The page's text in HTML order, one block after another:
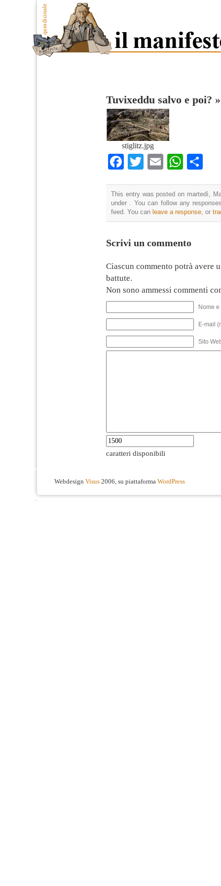
Tuvixeddu salvo e poi?
stiglitz.jpg
Facebook
TwitterEmail
This entry was posted on martedì,
under . You can follow any
feed. You can leave a response, or
Scrivi un commento
Ciascun commento potrà avere
battute.
Non sono ammessi commenti
Nome
E-mail
Sito
caratteri disponibili
Webdesign Visus 2006, su piattaforma WordPress